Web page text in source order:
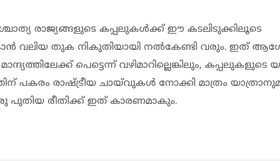
രാജ്യങ്ങളുടെ കപ്പലുകൾക്ക് ഈ കടലിടുക്കിലൂടെ
വലിയ തുക നികുതിയായി നൽകേണ്ടി വരും. ഇത്
പെട്ടെന്ന് വഴിമാറില്ലെങ്കിലും, കപ്പലുകളുടെ
പകരം രാഷ്ട്രീയ ചായ്‌വുകൾ നോക്കി മാത്രം
പുതിയ രീതിക്ക് ഇത് കാരണമാകും.